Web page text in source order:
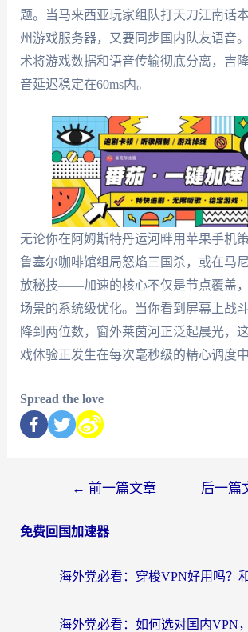
题。当马来西亚玩家组队打天刀江南话
州游戏服务器，又要同步国内队友语音
术将游戏数据和语音传输彻底分离，吉
音延迟稳定在60ms内。
无论你在阿姆斯特丹运河畔用苹果手机
鲁塞尔咖啡馆组局怒焰三国杀，或在马
放秘技——加速的核心不仅是节点覆盖
场景的系统级优化。当你看到屏幕上战
降到两位数，窗外莱茵河正泛起晨光，
戏体验正发生在每次毫秒级的精心调度中
Spread the love
← 前一篇文章 后一篇
免费回国加速器